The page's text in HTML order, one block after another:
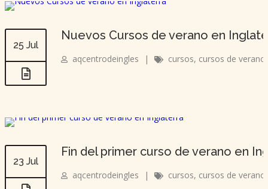
25 Jul
Nuevos Cursos de verano en
aqcentrodeingles | cursos, cursos de verano
23 Jul
Fin del primer curso de verano en
aqcentrodeingles | cursos, cursos de verano